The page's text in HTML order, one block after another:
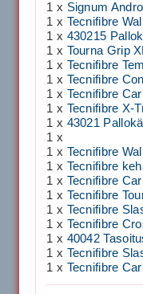
1 x Signum
1 x Tecnifibre
1 x 430215
1 x Tourna Grip
1 x Tecnifibre
1 x Tecnifibre
1 x Tecnifibre
1 x Tecnifibre X-
1 x 43021
1 x
1 x Tecnifibre
1 x Tecnifibre
1 x Tecnifibre
1 x Tecnifibre
1 x Tecnifibre
1 x Tecnifibre
1 x 40042
1 x Tecnifibre
1 x Tecnifibre